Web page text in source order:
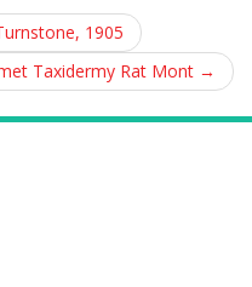
1905
Taxidermy Rat Mont →